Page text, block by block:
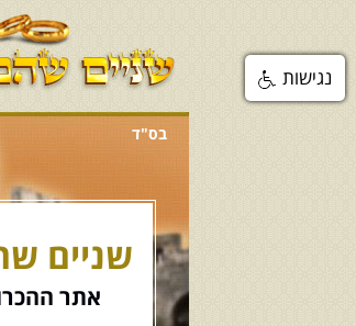
בס"ד
שניים
אתר
נגישות